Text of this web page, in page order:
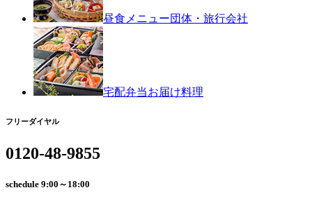
昼食メニュー団体・旅行会社
宅配弁当お届け料理
フリーダイヤル
0120-48-9855
schedule 9:00～18:00